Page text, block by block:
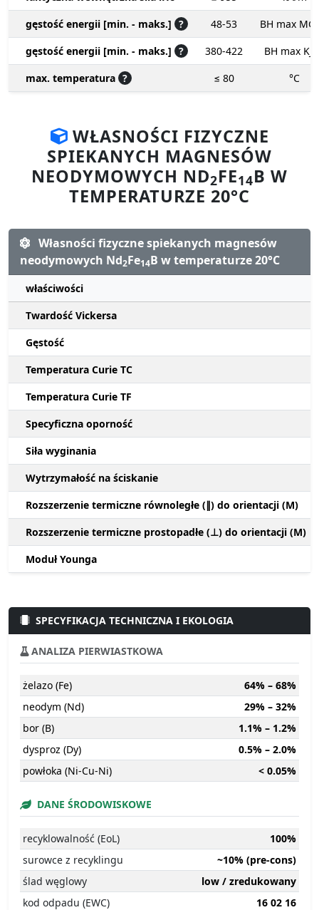
gęstość energii [min. - maks.] ? 48-53
BH max
gęstość energii [min. - maks.] ? 380-422
BH max
max. temperatura ? ≤ 80 °C
WŁASNOŚCI FIZYCZNE
SPIEKANYCH MAGNESÓW
NEODYMOWYCH ND2FE14B W
TEMPERATURZE 20°C
Własności fizyczne spiekanych magnesów
neodymowych Nd2Fe14B w temperaturze 20°C
właściwości
Twardość Vickersa
Gęstość
Temperatura Curie TC
Temperatura Curie TF
Specyficzna oporność
Siła wyginania
Wytrzymałość na ściskanie
Rozszerzenie termiczne równoległe (∥) do orientacji (M)
Rozszerzenie termiczne prostopadłe (⊥) do orientacji (M)
Moduł Younga
SPECYFIKACJA TECHNICZNA I EKOLOGIA
ANALIZA PIERWIASTKOWA
żelazo (Fe)
64% – 68%
neodym (Nd)
29% – 32%
bor (B)
1.1% – 1.2%
dysproz (Dy)
0.5% – 2.0%
powłoka (Ni-Cu-Ni)
< 0.05%
DANE ŚRODOWISKOWE
recyklowalność (EoL)
100%
surowce z recyklingu
~10% (pre-cons)
ślad węglowy
low / zredukowany
kod odpadu (EWC)
16 02 16